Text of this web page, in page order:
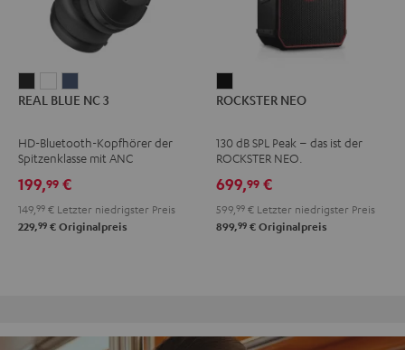
BLUE
3
Black
BLUE
3
White
BLUE
3
REAL BLUE NC 3
HD-Bluetooth-Kopfhörer der
Spitzenklasse mit ANC
199,99 €
149,99 € Letzter niedrigster Preis
229,99 € Originalpreis
NEO
ROCKSTER NEO
130 dB SPL Peak – das ist der
ROCKSTER NEO.
699,99 €
599,99 € Letzter niedrigster Preis
899,99 € Originalpreis